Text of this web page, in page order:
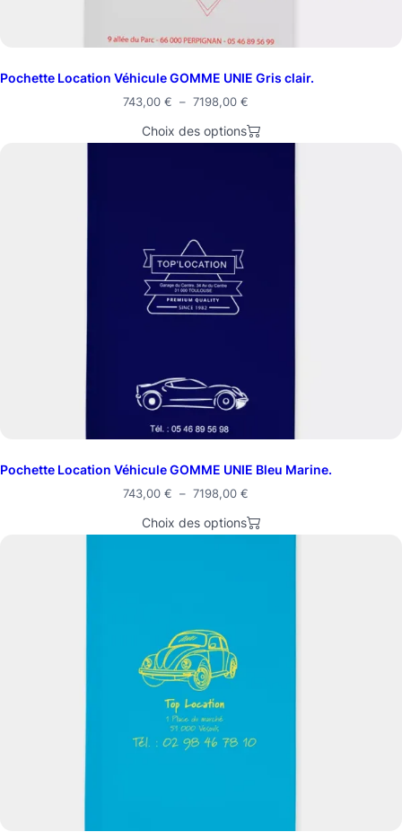
Pochette Location Véhicule GOMME UNIE Gris clair.
743,00 € – 7198,00 €
prix :
Choix des options
Pochette Location Véhicule GOMME UNIE Bleu Marine.
743,00 € – 7198,00 €
prix :
Choix des options